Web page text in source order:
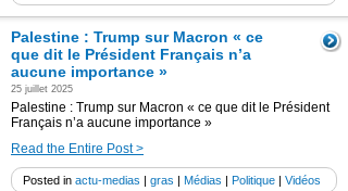
Palestine : Trump sur Macron « ce
que dit le Président Français n’a
aucune importance »
25 juillet 2025
Palestine : Trump sur Macron « ce que dit le Président
Français n’a aucune importance »
Read the Entire Post >
Posted in actu-medias | gras | Médias | Politique | Vidéos